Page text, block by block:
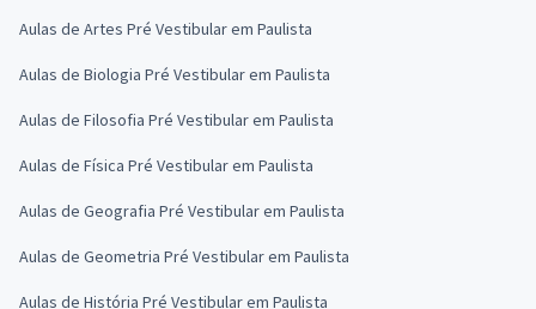
Aulas de Artes Pré Vestibular em Paulista
Aulas de Biologia Pré Vestibular em Paulista
Aulas de Filosofia Pré Vestibular em Paulista
Aulas de Física Pré Vestibular em Paulista
Aulas de Geografia Pré Vestibular em Paulista
Aulas de Geometria Pré Vestibular em Paulista
Aulas de História Pré Vestibular em Paulista